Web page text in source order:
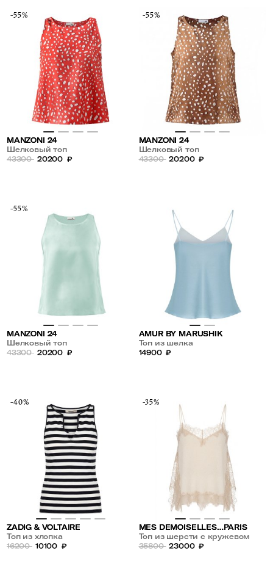
-55%
MANZONI 24
Шелковый топ
43300 20200 ₽
-55%
MANZONI 24
Шелковый топ
43300 20200 ₽
-55%
MANZONI 24
Шелковый топ
43300 20200 ₽
AMUR BY MARUSHIK
Топ из шелка
14900 ₽
-40%
ZADIG & VOLTAIRE
Топ из хлопка
16200 10100 ₽
-35%
MES DEMOISELLES…PARIS
Топ из шерсти с кружевом
35800 23000 ₽